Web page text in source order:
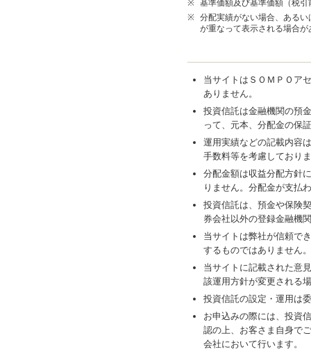
※ 基準価額及び基準価額（税
※ 分配実績がない場合、ある
が重なって表示される場合が
当サイトはＳＯＭＰＯア
ありません。
投資信託は金融機関の預
って、元本、分配金の保
運用実績などの記載内容
手数料等を考慮しており
分配金額は収益分配方針
りません。分配金が支払
投資信託は、預金や保険
券会社以外の登録金融機
当サイトは弊社が信頼で
するものではありません
当サイトに記載された意
該運用方針が変更される
投資信託の設定・運用は
お申込みの際には、投資
認の上、お客さま自身で
会社において行います。